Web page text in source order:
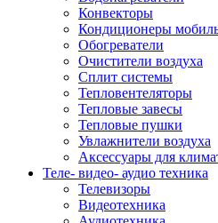
Конвекторы
Кондиционеры
Обогреватели
Очистители воздуха
Сплит системы
Тепловентеляторы
Тепловые завесы
Тепловые пушки
Увлажнители воздуха
Аксессуары для
Теле- видео- аудио техника
Телевизоры
Видеотехника